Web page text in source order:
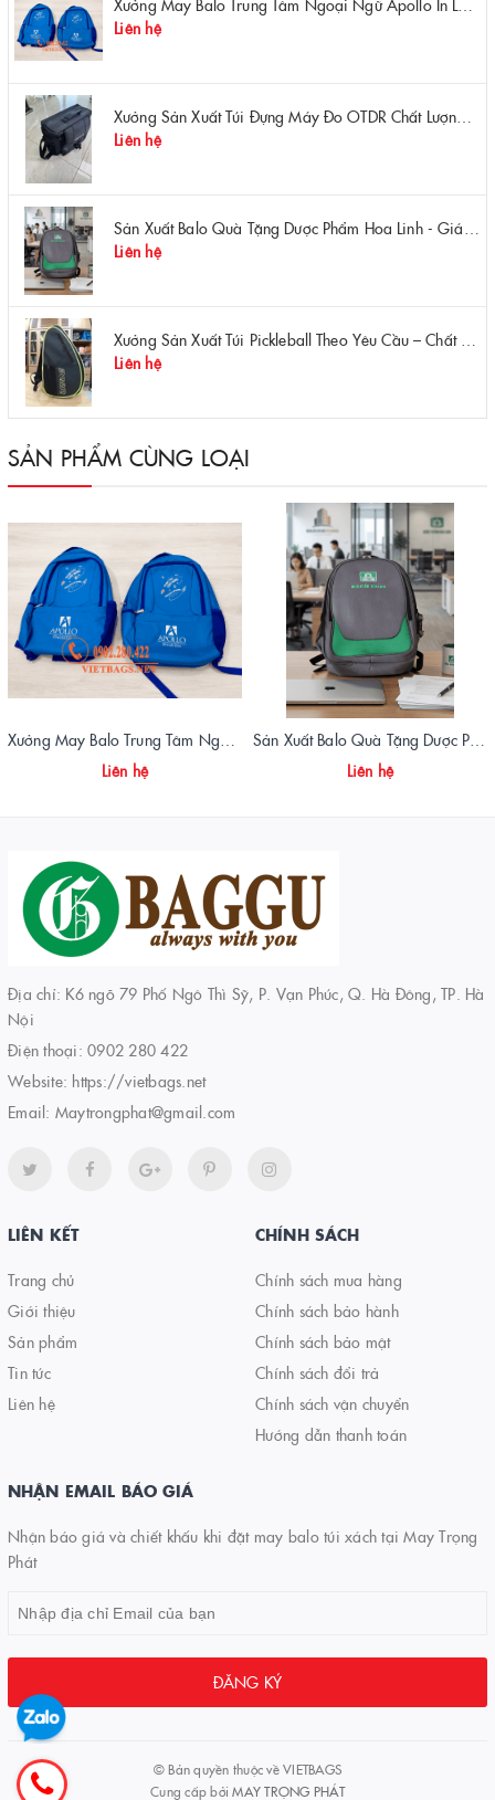
Liên hệ
Liên hệ
Liên hệ
Liên hệ
SẢN PHẨM CÙNG LOẠI
Liên hệ
Liên hệ
Địa chỉ: K6 ngõ 79 Phố Ngô Thì Sỹ, P. Vạn Phúc, Q. Hà Đông, TP. Hà
Nội
Điện thoại: 0902 280 422
Website: https://vietbags.net
Email: Maytrongphat@gmail.com
LIÊN KẾT
Trang chủ
Giới thiệu
Sản phẩm
Tin tức
Liên hệ
CHÍNH SÁCH
Chính sách mua hàng
Chính sách bảo hành
Chính sách bảo mật
Chính sách đổi trả
Chính sách vận chuyển
Hướng dẫn thanh toán
NHẬN EMAIL BÁO GIÁ
Nhận báo giá và chiết khấu khi đặt may balo túi xách tại May Trọng
Phát
ĐĂNG KÝ
© Bản quyền thuộc vềVIETBAGS
Cung cấp bởiMAY TRỌNG PHÁT